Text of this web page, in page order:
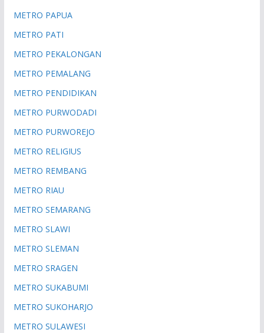
METRO PAPUA
METRO PATI
METRO PEKALONGAN
METRO PEMALANG
METRO PENDIDIKAN
METRO PURWODADI
METRO PURWOREJO
METRO RELIGIUS
METRO REMBANG
METRO RIAU
METRO SEMARANG
METRO SLAWI
METRO SLEMAN
METRO SRAGEN
METRO SUKABUMI
METRO SUKOHARJO
METRO SULAWESI